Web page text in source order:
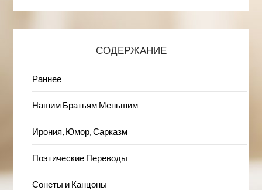
СОДЕРЖАНИЕ
Раннее
Нашим Братьям Меньшим
Ирония, Юмор, Сарказм
Поэтические Переводы
Сонеты и Канцоны